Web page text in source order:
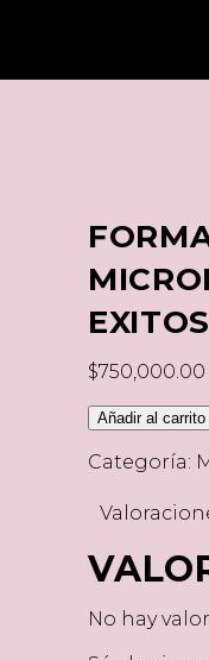
$750,000.00
Añadir al carrito
Categoría:
No hay